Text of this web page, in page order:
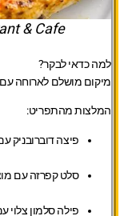
& Cafe
למה כדאי לבקר?
מיקום מושלם לארוחה עם
המלצות מהתפריט:
פיצה דוברובניק
סלט קפרזה עם
פילה סלמון צלוי